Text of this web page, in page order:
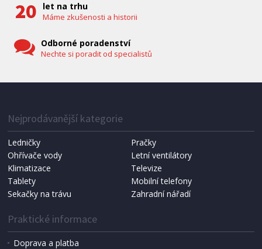
NÁHRADNÍ SÁČKY DO VYSAVAČE
Koma KRA-SB02S (Multi Bag, S-BAG SMS)
let na trhu
Máme zkušenosti a historii
Odborné poradenství
Nechte si poradit od specialistů
Nejprodávanější kategorie
Ledničky
Pračky
Ohřívače vody
Letní ventilátory
Klimatizace
Televize
Tablety
Mobilní telefony
Sekačky na trávu
Zahradní nářadí
Praktické informace
Doprava a platba